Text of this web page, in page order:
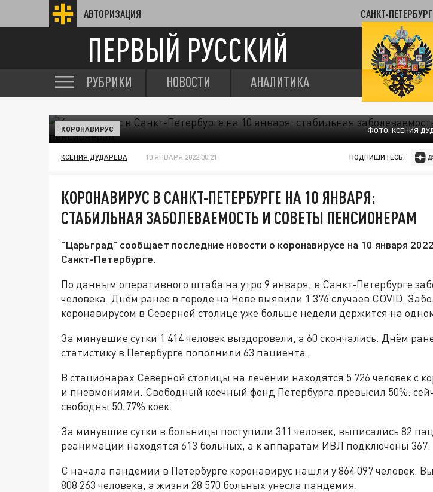
АВТОРИЗАЦИЯ САНКТ-ПЕТЕРБУРГ
ПЕРВЫЙ РУССКИЙ
РУБРИКИ НОВОСТИ АНАЛИТИКА
ФОТО: КСЕНИЯ
КОРОНАВИРУС
КСЕНИЯ ДУДАРЕВА 10 ЯНВАРЯ 2022 00:21 ПОДПИШИТЕСЬ:
КОРОНАВИРУС В САНКТ-ПЕТЕРБУРГЕ НА 10 ЯНВАРЯ:
СТАБИЛЬНАЯ ЗАБОЛЕВАЕМОСТЬ И СОВЕТЫ ПЕНСИОНЕРАМ
"Царьград" сообщает последние новости о коронавирусе на 10 января
Санкт-Петербурге.
По данным оперативного штаба на утро 9 января, в Санкт-Петербурге
человека. Днём ранее в городе на Неве выявили 1 376 случаев COVID.
коронавирусом в Северной столице уже больше недели держится на
За минувшие сутки 1 414 человек выздоровели, а 60 скончались. Днём
статистику в Петербурге пополнили 63 пациента.
В стационарах Северной столицы на лечении находятся 5 726 человек с
и пневмониями. Свободный коечный фонд Петербурга превысил 50%:
свободны 50,77% коек.
За минувшие сутки в больницы поступили 311 человек, выписались 82
реанимации находятся 613 больных, а к аппаратам ИВЛ подключены 367.
С начала пандемии в Петербурге коронавирус нашли у 864 097 человек.
808 263 человека, а жизни 28 570 больных унесла пандемия.